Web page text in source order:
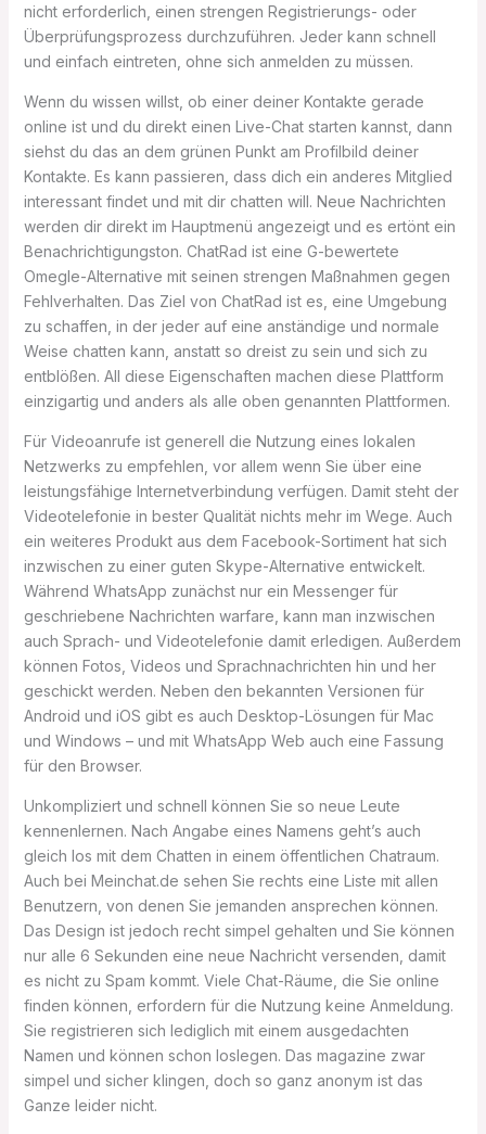
nicht erforderlich, einen strengen Registrierungs- oder
Überprüfungsprozess durchzuführen. Jeder kann schnell
und einfach eintreten, ohne sich anmelden zu müssen.
Wenn du wissen willst, ob einer deiner Kontakte gerade
online ist und du direkt einen Live-Chat starten kannst, dann
siehst du das an dem grünen Punkt am Profilbild deiner
Kontakte. Es kann passieren, dass dich ein anderes Mitglied
interessant findet und mit dir chatten will. Neue Nachrichten
werden dir direkt im Hauptmenü angezeigt und es ertönt ein
Benachrichtigungston. ChatRad ist eine G-bewertete
Omegle-Alternative mit seinen strengen Maßnahmen gegen
Fehlverhalten. Das Ziel von ChatRad ist es, eine Umgebung
zu schaffen, in der jeder auf eine anständige und normale
Weise chatten kann, anstatt so dreist zu sein und sich zu
entblößen. All diese Eigenschaften machen diese Plattform
einzigartig und anders als alle oben genannten Plattformen.
Für Videoanrufe ist generell die Nutzung eines lokalen
Netzwerks zu empfehlen, vor allem wenn Sie über eine
leistungsfähige Internetverbindung verfügen. Damit steht der
Videotelefonie in bester Qualität nichts mehr im Wege. Auch
ein weiteres Produkt aus dem Facebook-Sortiment hat sich
inzwischen zu einer guten Skype-Alternative entwickelt.
Während WhatsApp zunächst nur ein Messenger für
geschriebene Nachrichten warfare, kann man inzwischen
auch Sprach- und Videotelefonie damit erledigen. Außerdem
können Fotos, Videos und Sprachnachrichten hin und her
geschickt werden. Neben den bekannten Versionen für
Android und iOS gibt es auch Desktop-Lösungen für Mac
und Windows – und mit WhatsApp Web auch eine Fassung
für den Browser.
Unkompliziert und schnell können Sie so neue Leute
kennenlernen. Nach Angabe eines Namens geht’s auch
gleich los mit dem Chatten in einem öffentlichen Chatraum.
Auch bei Meinchat.de sehen Sie rechts eine Liste mit allen
Benutzern, von denen Sie jemanden ansprechen können.
Das Design ist jedoch recht simpel gehalten und Sie können
nur alle 6 Sekunden eine neue Nachricht versenden, damit
es nicht zu Spam kommt. Viele Chat-Räume, die Sie online
finden können, erfordern für die Nutzung keine Anmeldung.
Sie registrieren sich lediglich mit einem ausgedachten
Namen und können schon loslegen. Das magazine zwar
simpel und sicher klingen, doch so ganz anonym ist das
Ganze leider nicht.